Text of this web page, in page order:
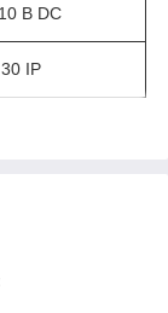
В DC
30 IP